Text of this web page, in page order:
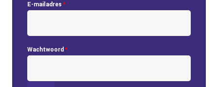
E-mailadres *
Wachtwoord *